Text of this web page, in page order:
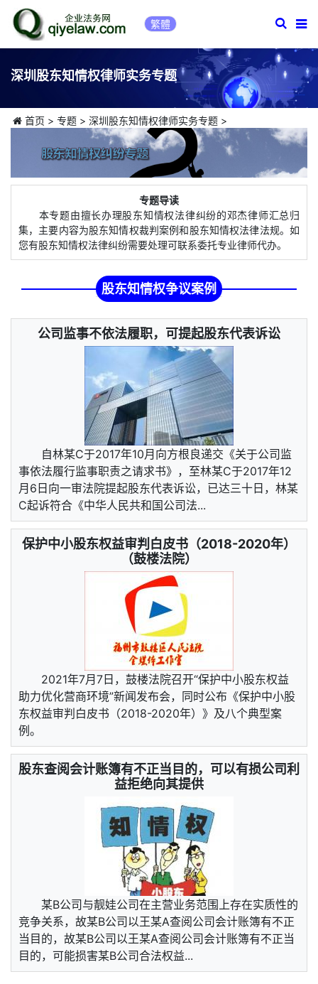
繁體
深圳股东知情权律师实务专题
首页 > 专题> 深圳股东知情权律师实务专题>
专题导读
本专题由擅长办理股东知情权法律纠纷的邓杰律师汇总归
集，主要内容为股东知情权裁判案例和股东知情权法律法规。如
您有股东知情权法律纠纷需要处理可联系委托专业律师代办。
股东知情权争议案例
公司监事不依法履职，可提起股东代表诉讼
自林某C于2017年10月向方根良递交《关于公司监
事依法履行监事职责之请求书》，至林某C于2017年12
月6日向一审法院提起股东代表诉讼，已达三十日，林某
C起诉符合《中华人民共和国公司法...
保护中小股东权益审判白皮书（2018-2020年）
（鼓楼法院）
2021年7月7日，鼓楼法院召开“保护中小股东权益
助力优化营商环境”新闻发布会，同时公布《保护中小股
东权益审判白皮书（2018-2020年）》及八个典型案
例。
股东查阅会计账簿有不正当目的，可以有损公司利
益拒绝向其提供
某B公司与靓娃公司在主营业务范围上存在实质性的
竞争关系，故某B公司以王某A查阅公司会计账簿有不正
当目的，故某B公司以王某A查阅公司会计账簿有不正当
目的，可能损害某B公司合法权益...